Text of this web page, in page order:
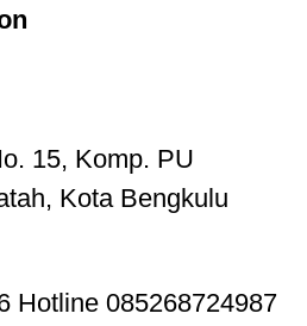
15, Komp. PU
Kota Bengkulu
Hotline 085268724987